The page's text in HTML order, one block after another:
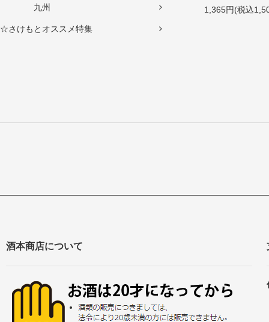
九州
☆さけもとオススメ特集
1,365円(税込
酒本商店について